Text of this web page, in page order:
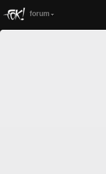
forum